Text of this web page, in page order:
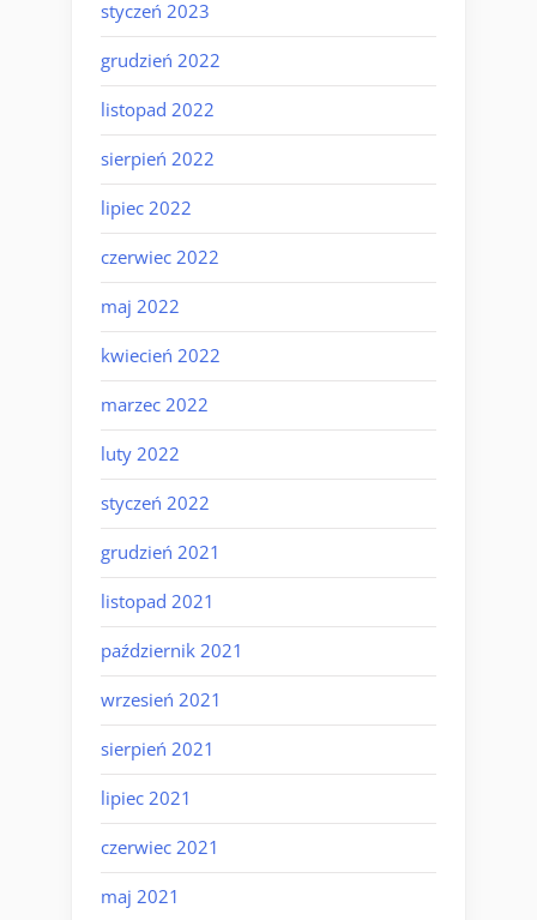
styczeń 2023
grudzień 2022
listopad 2022
sierpień 2022
lipiec 2022
czerwiec 2022
maj 2022
kwiecień 2022
marzec 2022
luty 2022
styczeń 2022
grudzień 2021
listopad 2021
październik 2021
wrzesień 2021
sierpień 2021
lipiec 2021
czerwiec 2021
maj 2021